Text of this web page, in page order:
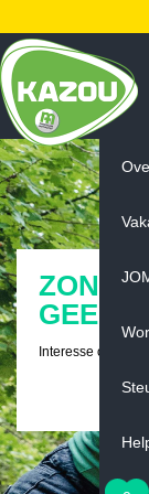
GEEN
Interesse om